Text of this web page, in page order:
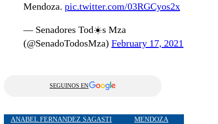
Mendoza. pic.twitter.com/03RGCyos2x
— Senadores Tod☀️s Mza
(@SenadoTodosMza) February 17, 2021
SEGUINOS EN
ANABEL FERNANDEZ SAGASTI
MENDOZA